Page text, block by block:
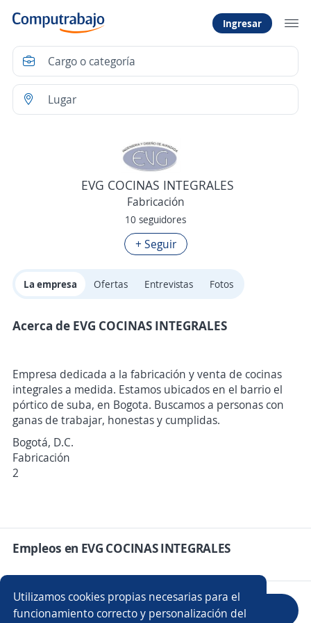
Utilizamos cookies propias necesarias para el
funcionamiento correcto y personalización del
Ingresar
EVG COCINAS INTEGRALES
Fabricación
10 seguidores
+ Seguir
La empresa Ofertas Entrevistas Fotos
Acerca de EVG COCINAS INTEGRALES
Empresa dedicada a la fabricación y venta de cocinas
integrales a medida. Estamos ubicados en el barrio el
pórtico de suba, en Bogota. Buscamos a personas con
ganas de trabajar, honestas y cumplidas.
Bogotá, D.C.
Fabricación
2
Empleos en EVG COCINAS INTEGRALES
Evaluar empresa